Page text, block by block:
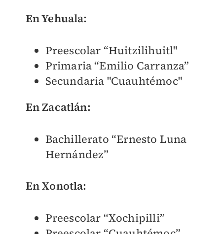
En Yehuala:
Preescolar “Huitzilihuitl"
Primaria “Emilio Carranza”
Secundaria "Cuauhtémoc"
En Zacatlán:
Bachillerato “Ernesto Luna
Hernández”
En Xonotla:
Preescolar “Xochipilli”